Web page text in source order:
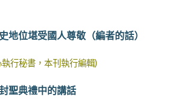
地位堪受國人尊敬（編者的話）
行秘書，本刊執行編輯)
聖典禮中的講話